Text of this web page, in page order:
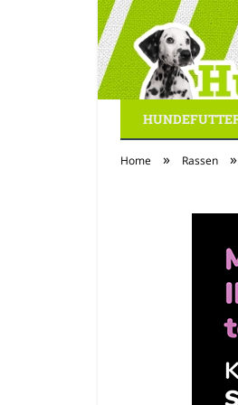
Home » Rassen »